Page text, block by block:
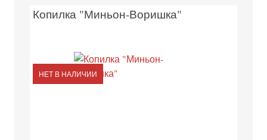
Копилка "Миньон-Воришка"
НЕТ В НАЛИЧИИ